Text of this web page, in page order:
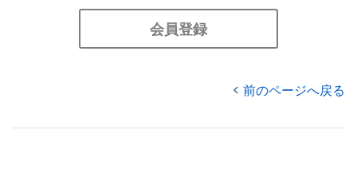
会員登録
前のページへ戻る